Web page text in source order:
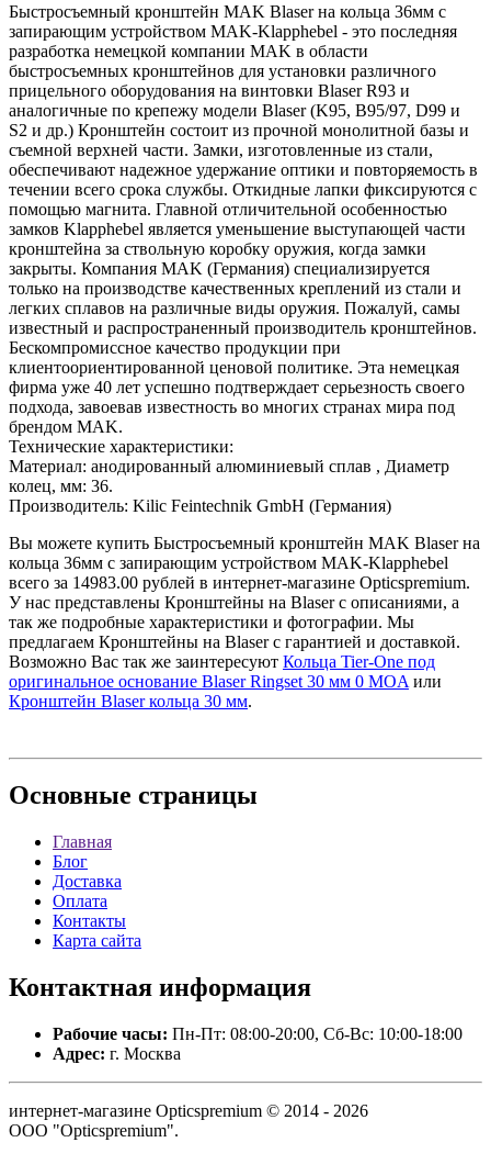
Быстросъемный кронштейн MAK Blaser на кольца 36мм с
запирающим устройством MAK-Klapphebel - это последняя
разработка немецкой компании MAK в области
быстросъемных кронштейнов для установки различного
прицельного оборудования на винтовки Blaser R93 и
аналогичные по крепежу модели Blaser (K95, B95/97, D99 и
S2 и др.) Кронштейн состоит из прочной монолитной базы и
съемной верхней части. Замки, изготовленные из стали,
обеспечивают надежное удержание оптики и повторяемость в
течении всего срока службы. Откидные лапки фиксируются с
помощью магнита. Главной отличительной особенностью
замков Klapphebel является уменьшение выступающей части
кронштейна за ствольную коробку оружия, когда замки
закрыты. Компания MAK (Германия) специализируется
только на производстве качественных креплений из стали и
легких сплавов на различные виды оружия. Пожалуй, самы
известный и распространенный производитель кронштейнов.
Бескомпромиссное качество продукции при
клиентоориентированной ценовой политике. Эта немецкая
фирма уже 40 лет успешно подтверждает серьезность своего
подхода, завоевав известность во многих странах мира под
брендом MAK.
Технические характеристики:
Материал: анодированный алюминиевый сплав , Диаметр
колец, мм: 36.
Производитель: Kilic Feintechnik GmbH (Германия)
Вы можете купить Быстросъемный кронштейн MAK Blaser на
кольца 36мм с запирающим устройством MAK-Klapphebel
всего за 14983.00 рублей в интернет-магазине Opticspremium.
У нас представлены Кронштейны на Blaser с описаниями, а
так же подробные характеристики и фотографии. Мы
предлагаем Кронштейны на Blaser с гарантией и доставкой.
Возможно Вас так же заинтересуют Кольца Tier-One под
оригинальное основание Blaser Ringset 30 мм 0 MOA или
Кронштейн Blaser кольца 30 мм.
Основные страницы
Главная
Блог
Доставка
Оплата
Контакты
Карта сайта
Контактная информация
Рабочие часы: Пн-Пт: 08:00-20:00, Сб-Вс: 10:00-18:00
Адрес: г. Москва
интернет-магазине Opticspremium © 2014 - 2026
ООО "Opticspremium".